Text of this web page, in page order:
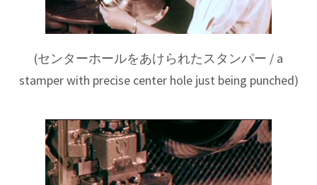
(センターホールをあけられたスタンパー / a
stamper with precise center hole just being punched)